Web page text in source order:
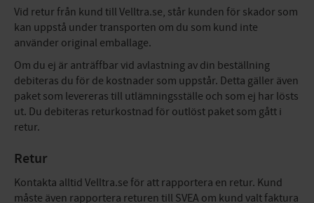
Vid retur från kund till Velltra.se, står kunden för skador som
kan uppstå under transporten om du som kund inte
använder original emballage.
Om du ej är anträffbar vid avlastning av din beställning
debiteras du för de kostnader som uppstår. Detta gäller även
paket som levereras till utlämningsställe och som ej har lösts
ut. Du debiteras returkostnad för outlöst paket som gått i
retur.
Retur
Kontakta alltid Velltra.se för att rapportera en retur. Kund
måste även rapportera returen till SVEA om kund valt faktura